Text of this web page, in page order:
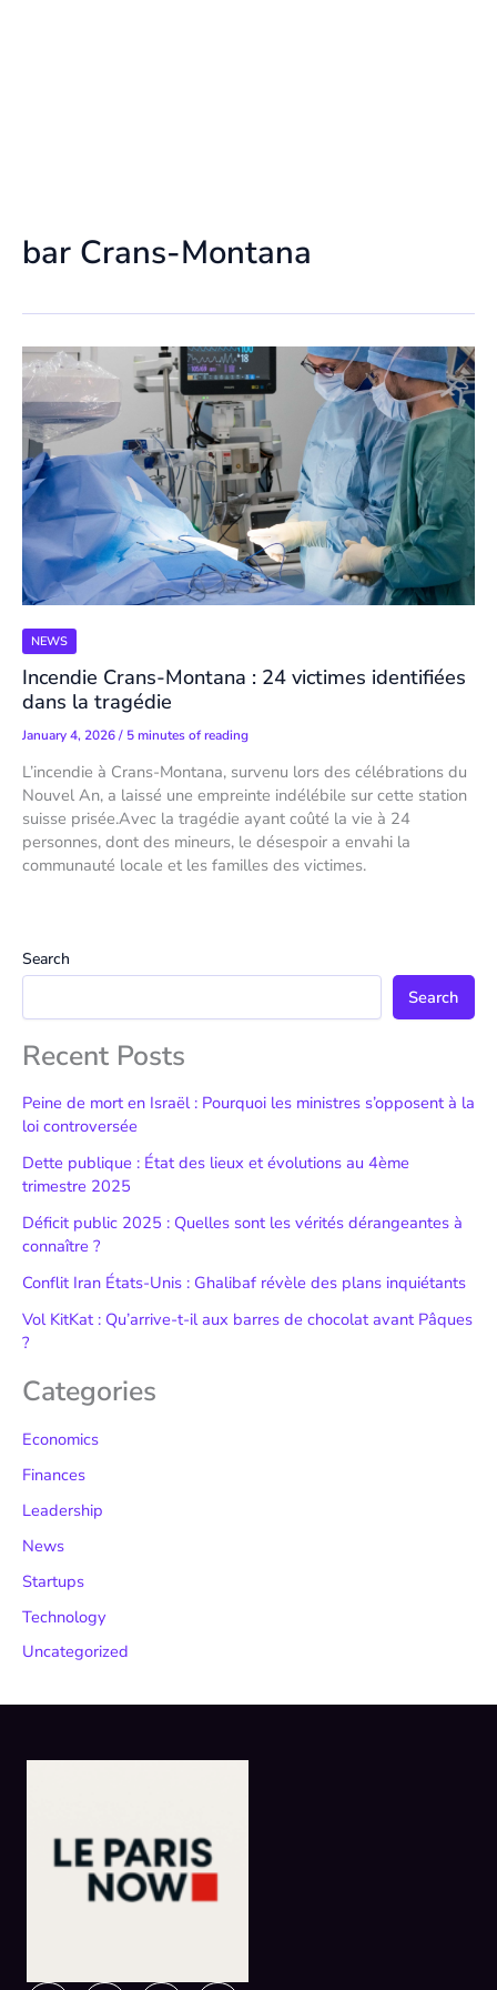
bar Crans-Montana
NEWS
Incendie Crans-Montana : 24 victimes identifiées
dans la tragédie
January 4, 2026/ 5 minutes of reading
L’incendie à Crans-Montana, survenu lors des célébrations du
Nouvel An, a laissé une empreinte indélébile sur cette station
suisse prisée.Avec la tragédie ayant coûté la vie à 24
personnes, dont des mineurs, le désespoir a envahi la
communauté locale et les familles des victimes.
Search
Search
Recent Posts
Peine de mort en Israël : Pourquoi les ministres s’opposent à la
loi controversée
Dette publique : État des lieux et évolutions au 4ème
trimestre 2025
Déficit public 2025 : Quelles sont les vérités dérangeantes à
connaître ?
Conflit Iran États-Unis : Ghalibaf révèle des plans inquiétants
Vol KitKat : Qu’arrive-t-il aux barres de chocolat avant Pâques
?
Categories
Economics
Finances
Leadership
News
Startups
Technology
Uncategorized